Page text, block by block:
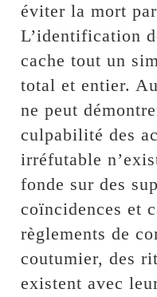
éviter la mort
L’identification
cache tout un
total et entier.
ne peut
culpabilité des
irréfutable
fonde sur des
coïncidences et
règlements de
coutumier, des
existent avec